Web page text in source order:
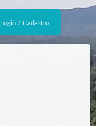
Login / Cadastro